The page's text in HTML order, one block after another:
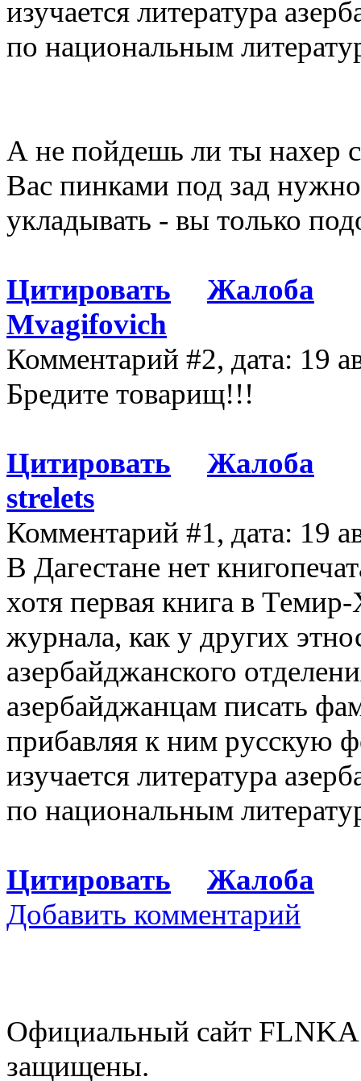
изучается литература
по национальным
А не пойдешь ли ты нахер
Вас пинками под зад
укладывать - вы только
Цитировать
Жалоба
Mvagifovich
Комментарий #2, дата: 19
Бредите товарищ!!!
Цитировать
Жалоба
strelets
Комментарий #1, дата: 19
В Дагестане нет
хотя первая книга в
журнала, как у других
азербайджанского
азербайджанцам писать
прибавляя к ним русскую
изучается литература
по национальным
Цитировать
Жалоба
Добавить комментарий
Официальный сайт
защищены.